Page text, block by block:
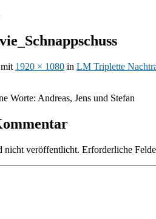
mit 1920 × 1080 in LM Triplette
Worte: Andreas, Jens und Stefan
nicht veröffentlicht. Erforderliche